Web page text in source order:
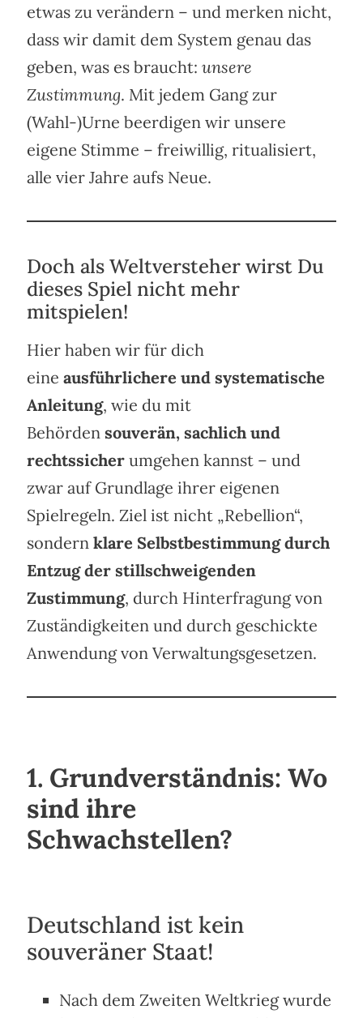
etwas zu verändern – und merken nicht,
dass wir damit dem System genau das
geben, was es braucht:unsere
Zustimmung. Mit jedem Gang zur
(Wahl-)Urne beerdigen wir unsere
eigene Stimme – freiwillig, ritualisiert,
alle vier Jahre aufs Neue.
Doch als Weltversteher wirst Du
dieses Spiel nicht mehr
mitspielen!
Hier haben wir für dich
eineausführlichere und systematische
Anleitung, wie du mit
Behördensouverän, sachlich und
rechtssicher umgehen kannst – und
zwar auf Grundlage ihrer eigenen
Spielregeln. Ziel ist nicht „Rebellion“,
sondernklare Selbstbestimmung durch
Entzug der stillschweigenden
Zustimmung, durch Hinterfragung von
Zuständigkeiten und durch geschickte
Anwendung von Verwaltungsgesetzen.
1. Grundverständnis: Wo
sind ihre
Schwachstellen?
Deutschland ist kein
souveräner Staat!
Nach dem Zweiten Weltkrieg wurde